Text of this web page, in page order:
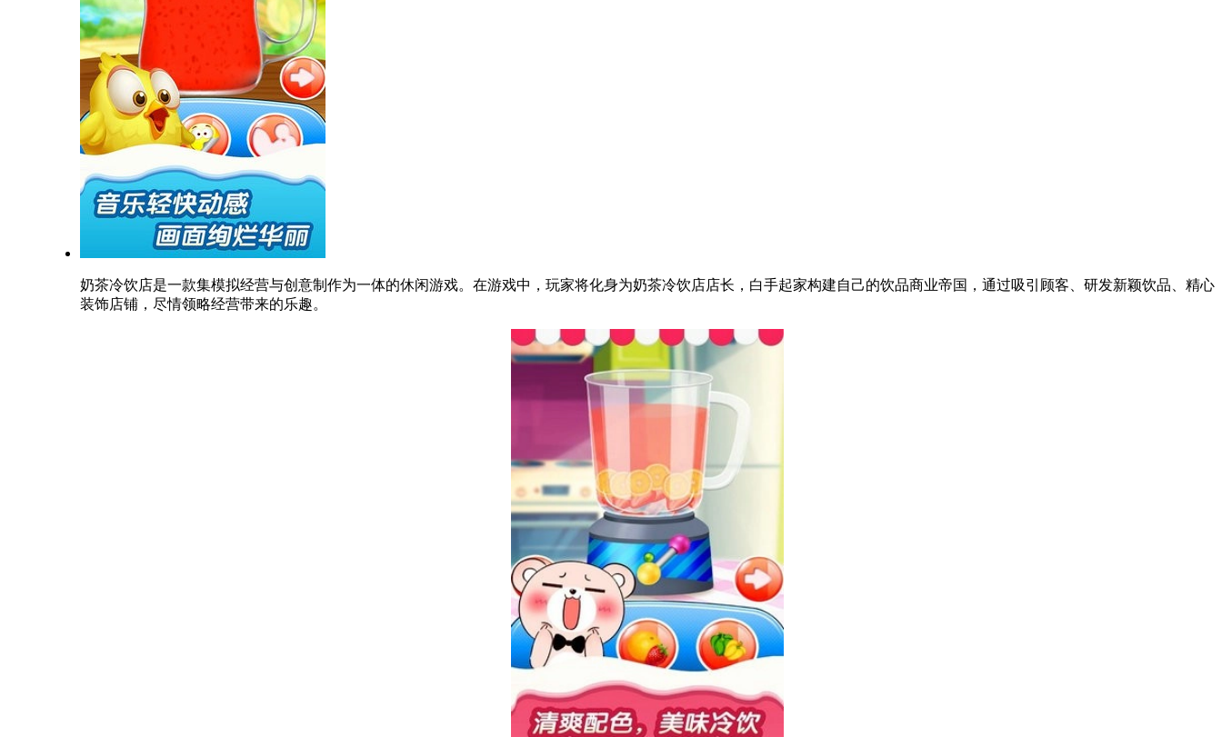
奶茶冷饮店是一款集模拟经营与创意制作为一体的休闲游戏。在游戏中，玩家将化身为奶茶冷饮店店长，白手起家构建自己的饮品商业帝国，通过吸引顾客、研发新颖饮品、精心
装饰店铺，尽情领略经营带来的乐趣。